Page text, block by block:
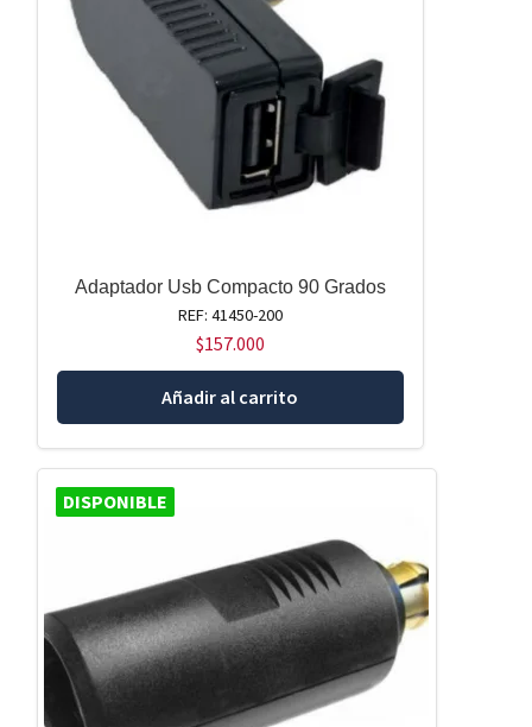
Adaptador Usb Compacto 90 Grados
REF: 41450-200
$157.000
Añadir al carrito
DISPONIBLE